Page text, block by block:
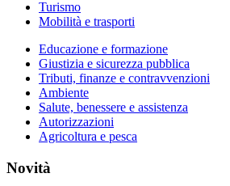
Turismo
Mobilità e trasporti
Educazione e formazione
Giustizia e sicurezza pubblica
Tributi, finanze e contravvenzioni
Ambiente
Salute, benessere e assistenza
Autorizzazioni
Agricoltura e pesca
Novità